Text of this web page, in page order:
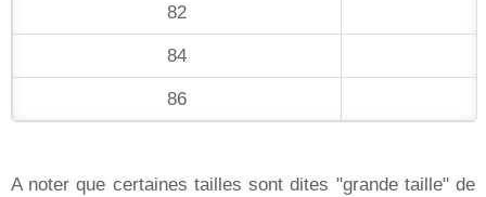
82
84
86
A noter que certaines tailles sont dites "grande taille" de